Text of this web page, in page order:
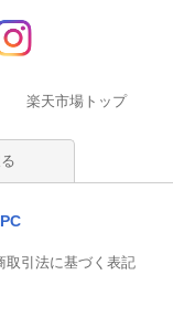
楽天市場トップ
PC
取引法に基づく表記